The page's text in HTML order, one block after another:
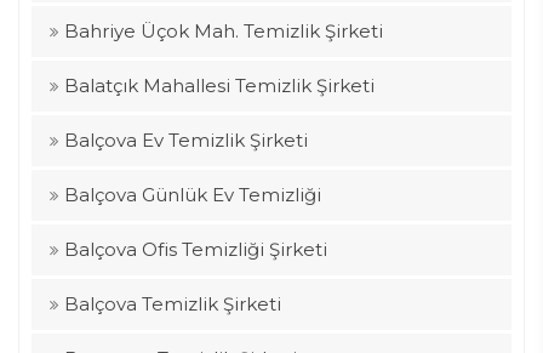
Bahriye Üçok Mah. Temizlik Şirketi
Balatçık Mahallesi Temizlik Şirketi
Balçova Ev Temizlik Şirketi
Balçova Günlük Ev Temizliği
Balçova Ofis Temizliği Şirketi
Balçova Temizlik Şirketi